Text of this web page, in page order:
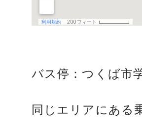
バス停：つくば市
同じエリアにある